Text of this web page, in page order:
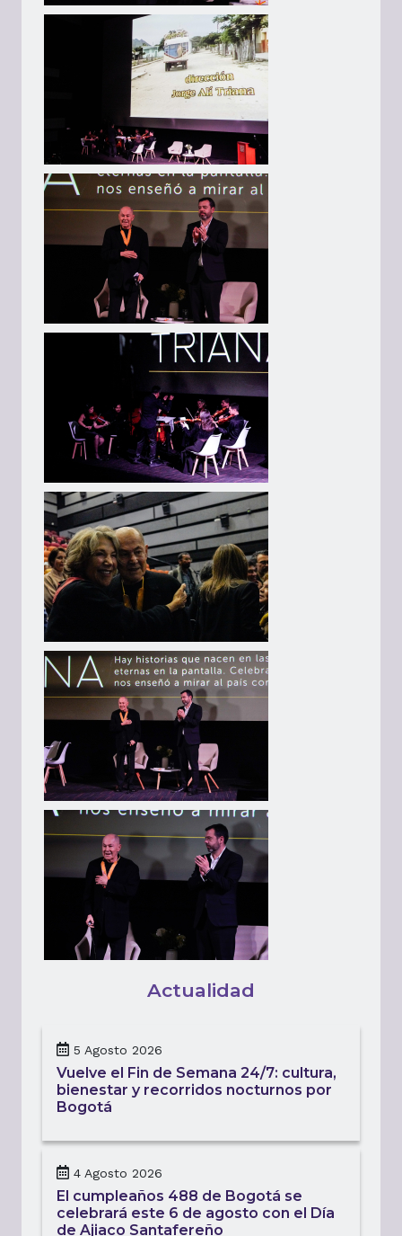
Actualidad
5 Agosto 2026
Vuelve el Fin de Semana 24/7: cultura,
bienestar y recorridos nocturnos por
Bogotá
4 Agosto 2026
El cumpleaños 488 de Bogotá se
celebrará este 6 de agosto con el Día
de Ajiaco Santafereño